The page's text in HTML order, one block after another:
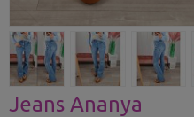
Jeans Ananya